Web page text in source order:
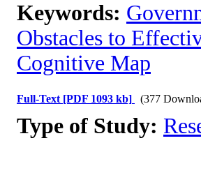
Keywords:
Obstacles to
Cognitive Map
Full-Text [PDF 1093 kb] (377
Type of Study: